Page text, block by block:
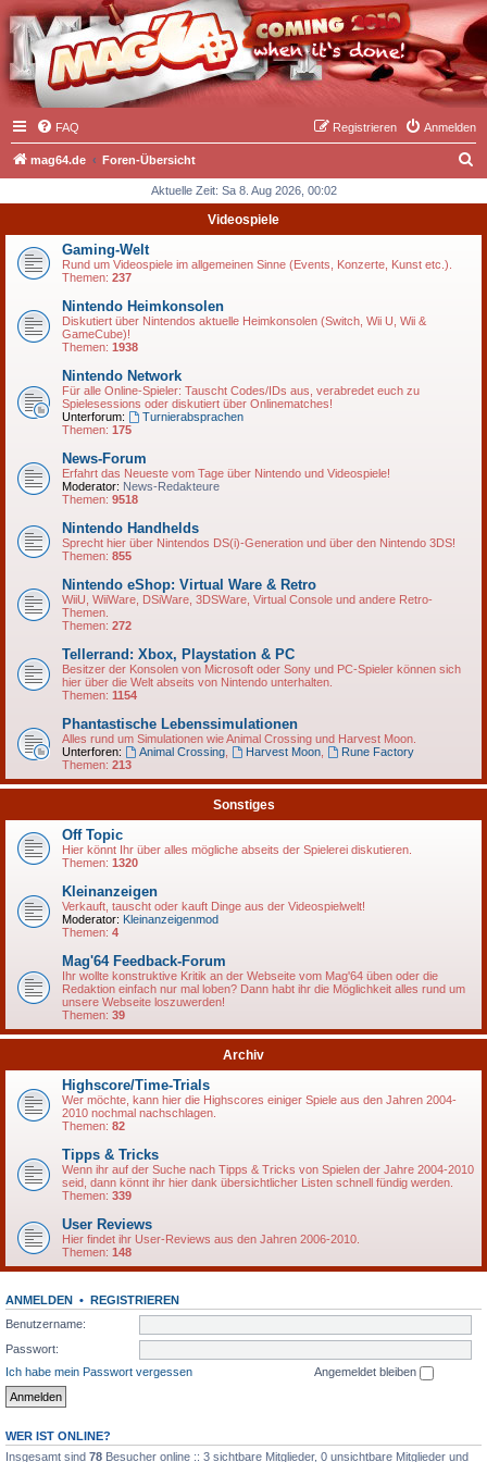
FAQ Anmelden
Registrieren
mag64.de Foren-Übersicht
h
Aktuelle Zeit: Sa 8. Aug 2026, 00:02
Videospiele
Gaming-Welt
Rund um Videospiele im allgemeinen Sinne (Events, Konzerte, Kunst etc.).
Themen: 237
Nintendo Heimkonsolen
Diskutiert über Nintendos aktuelle Heimkonsolen (Switch, Wii U, Wii &
GameCube)!
Themen: 1938
Nintendo Network
Für alle Online-Spieler: Tauscht Codes/IDs aus, verabredet euch zu
Spielesessions oder diskutiert über Onlinematches!
Unterforum:
Turnierabsprachen
Themen: 175
News-Forum
Erfahrt das Neueste vom Tage über Nintendo und Videospiele!
Moderator: News-Redakteure
Themen: 9518
Nintendo Handhelds
Sprecht hier über Nintendos DS(i)-Generation und über den Nintendo 3DS!
Themen: 855
Nintendo eShop: Virtual Ware & Retro
WiiU, WiiWare, DSiWare, 3DSWare, Virtual Console und andere Retro-
Themen.
Themen: 272
Tellerrand: Xbox, Playstation & PC
Besitzer der Konsolen von Microsoft oder Sony und PC-Spieler können sich
hier über die Welt abseits von Nintendo unterhalten.
Themen: 1154
Phantastische Lebenssimulationen
Alles rund um Simulationen wie Animal Crossing und Harvest Moon.
Unterforen:
Animal Crossing, Harvest Moon,
Rune Factory
Themen: 213
Sonstiges
Off Topic
Hier könnt Ihr über alles mögliche abseits der Spielerei diskutieren.
Themen: 1320
Kleinanzeigen
Verkauft, tauscht oder kauft Dinge aus der Videospielwelt!
Moderator: Kleinanzeigenmod
Themen: 4
Mag'64 Feedback-Forum
Ihr wollte konstruktive Kritik an der Webseite vom Mag'64 üben oder die
Redaktion einfach nur mal loben? Dann habt ihr die Möglichkeit alles rund um
unsere Webseite loszuwerden!
Themen: 39
Archiv
Highscore/Time-Trials
Wer möchte, kann hier die Highscores einiger Spiele aus den Jahren 2004-
2010 nochmal nachschlagen.
Themen: 82
Tipps & Tricks
Wenn ihr auf der Suche nach Tipps & Tricks von Spielen der Jahre 2004-2010
seid, dann könnt ihr hier dank übersichtlicher Listen schnell fündig werden.
Themen: 339
User Reviews
Hier findet ihr User-Reviews aus den Jahren 2006-2010.
Themen: 148
ANMELDEN • REGISTRIEREN
Benutzername:
Passwort:
Ich habe mein Passwort vergessen
Angemeldet bleiben
WER IST ONLINE?
Insgesamt sind 78 Besucher online :: 3 sichtbare Mitglieder, 0 unsichtbare Mitglieder und